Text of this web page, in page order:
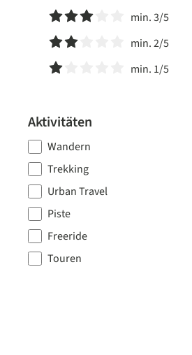
Filter hinzufügen: Minimum
Filter hinzufügen: Minimum
min. 3/5
Filter hinzufügen: Minimum
min. 2/5
Filter hinzufügen: Minimum
min. 1/5
Aktivitäten
Wandern
Trekking
Urban Travel
Piste
Freeride
Touren